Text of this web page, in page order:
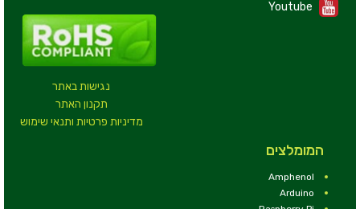
נגישות באתר
תקנון האתר
מדיניות פרטיות ותנאי שימוש
Youtube
המומלצים
Amphenol
Arduino